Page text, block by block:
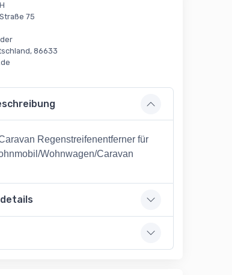
75
86633
Regenstreifenentferner für
Wohnwagen/Caravan